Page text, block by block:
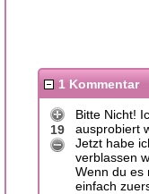
1 Kommentar
19
Bitte Nicht!
ausprobiert
Jetzt habe
verblassen
Wenn du es
einfach